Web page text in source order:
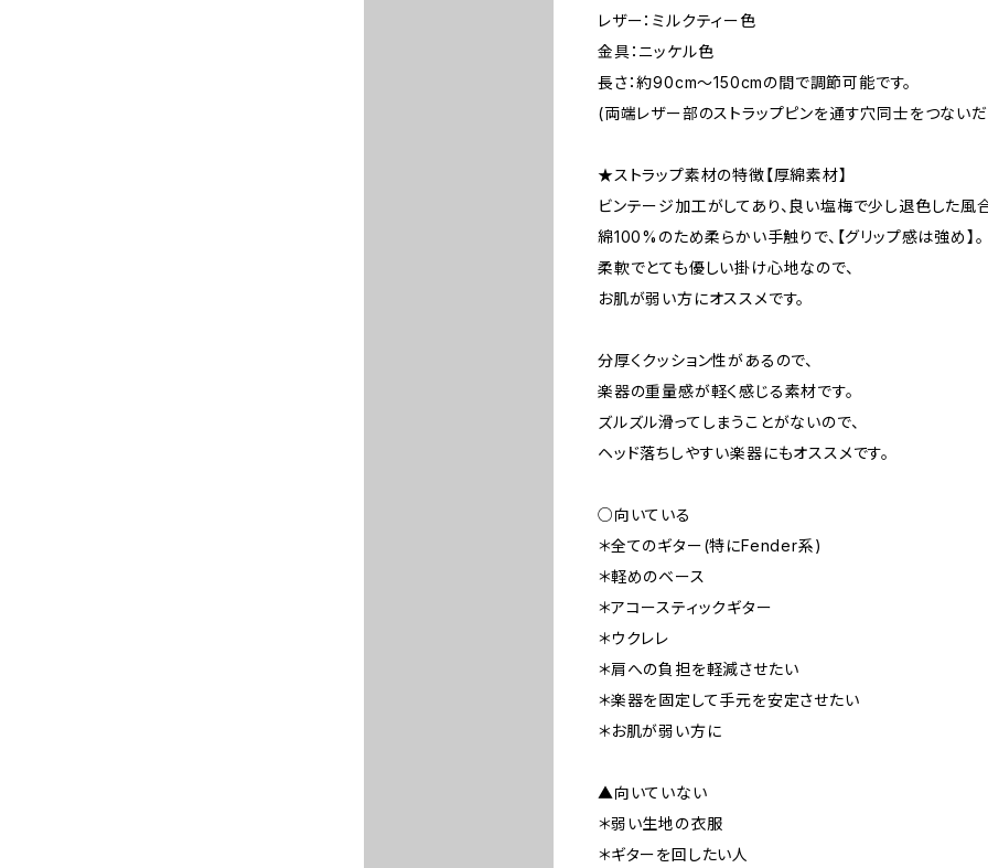
レザー：ミルクティー色
金具：ニッケル色
長さ：約90cm〜150cmの間で調節可能です。
(両端レザー部のストラップピンを通す穴同士をつない
★ストラップ素材の特徴【厚綿素材】
ビンテージ加工がしてあり、良い塩梅で少し退色した風
綿100%のため柔らかい手触りで、【グリップ感は強め】。
柔軟でとても優しい掛け心地なので、
お肌が弱い方にオススメです。
分厚くクッション性があるので、
楽器の重量感が軽く感じる素材です。
ズルズル滑ってしまうことがないので、
ヘッド落ちしやすい楽器にもオススメです。
○向いている
＊全てのギター(特にFender系)
＊軽めのベース
＊アコースティックギター
＊ウクレレ
＊肩への負担を軽減させたい
＊楽器を固定して手元を安定させたい
＊お肌が弱い方に
▲向いていない
＊弱い生地の衣服
＊ギターを回したい人